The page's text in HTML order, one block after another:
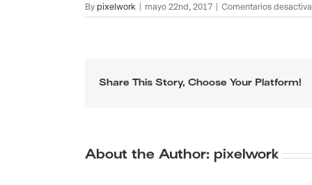
By pixelwork mayo 22nd, 2017 Comentarios
Share This Story, Choose Your Platform!
About the Author: pixelwork